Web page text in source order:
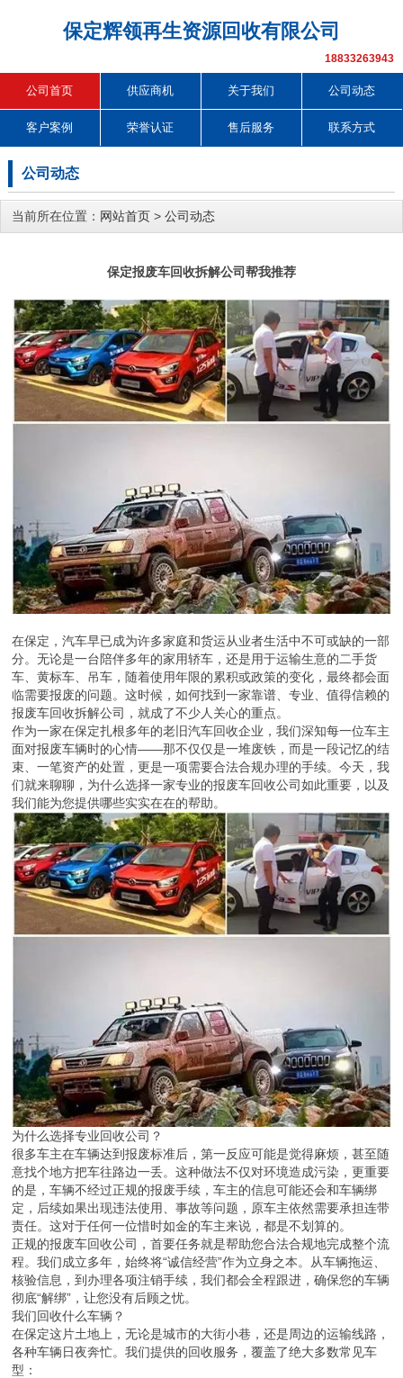
保定辉领再生资源回收有限公司
18833263943
公司首页 供应商机 关于我们 公司动态
客户案例 荣誉认证 售后服务 联系方式
公司动态
当前所在位置： 网站首页 > 公司动态
保定报废车回收拆解公司帮我推荐
在保定，汽车早已成为许多家庭和货运从业者生活中不可或缺的一部
分。无论是一台陪伴多年的家用轿车，还是用于运输生意的二手货
车、黄标车、吊车，随着使用年限的累积或政策的变化，最终都会面
临需要报废的问题。这时候，如何找到一家靠谱、专业、值得信赖的
报废车回收拆解公司，就成了不少人关心的重点。
作为一家在保定扎根多年的老旧汽车回收企业，我们深知每一位车主
面对报废车辆时的心情——那不仅仅是一堆废铁，而是一段记忆的结
束、一笔资产的处置，更是一项需要合法合规办理的手续。今天，我
们就来聊聊，为什么选择一家专业的报废车回收公司如此重要，以及
我们能为您提供哪些实实在在的帮助。
为什么选择专业回收公司？
很多车主在车辆达到报废标准后，第一反应可能是觉得麻烦，甚至随
意找个地方把车往路边一丢。这种做法不仅对环境造成污染，更重要
的是，车辆不经过正规的报废手续，车主的信息可能还会和车辆绑
定，后续如果出现违法使用、事故等问题，原车主依然需要承担连带
责任。这对于任何一位惜时如金的车主来说，都是不划算的。
正规的报废车回收公司，首要任务就是帮助您合法合规地完成整个流
程。我们成立多年，始终将“诚信经营”作为立身之本。从车辆拖运、
核验信息，到办理各项注销手续，我们都会全程跟进，确保您的车辆
彻底“解绑”，让您没有后顾之忧。
我们回收什么车辆？
在保定这片土地上，无论是城市的大街小巷，还是周边的运输线路，
各种车辆日夜奔忙。我们提供的回收服务，覆盖了绝大多数常见车
型：